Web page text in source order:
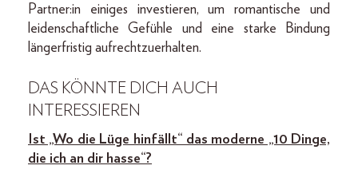
Partner:in einiges investieren, um romantische und
leidenschaftliche Gefühle und eine starke Bindung
längerfristig aufrechtzuerhalten.
DAS KÖNNTE DICH AUCH
INTERESSIEREN
Ist „Wo die Lüge hinfällt“ das moderne „10 Dinge,
die ich an dir hasse“?